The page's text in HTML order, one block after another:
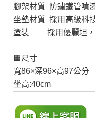
腳架材質 防鏽鐵管噴
坐墊材質 採用高級科
塗裝 採用優麗坦，
🟧尺寸
寬86×深96×高97公分
坐高:40cm